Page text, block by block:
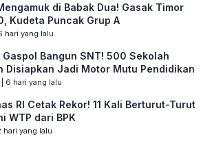
di Babak Dua! Gasak Timor
Kudeta Puncak Grup A
hari yang lalu
Gaspol Bangun SNT! 500 Sekolah
Disiapkan Jadi Motor Mutu Pendidikan
6 hari yang lalu
RI Cetak Rekor! 11 Kali Berturut-Turut
WTP dari BPK
hari yang lalu